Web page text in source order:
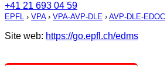
+41 21 693 04 59
EPFL › VPA› VPA-AVP-DLE › AVP-DLE-EDOC
Site web: https://go.epfl.ch/edms